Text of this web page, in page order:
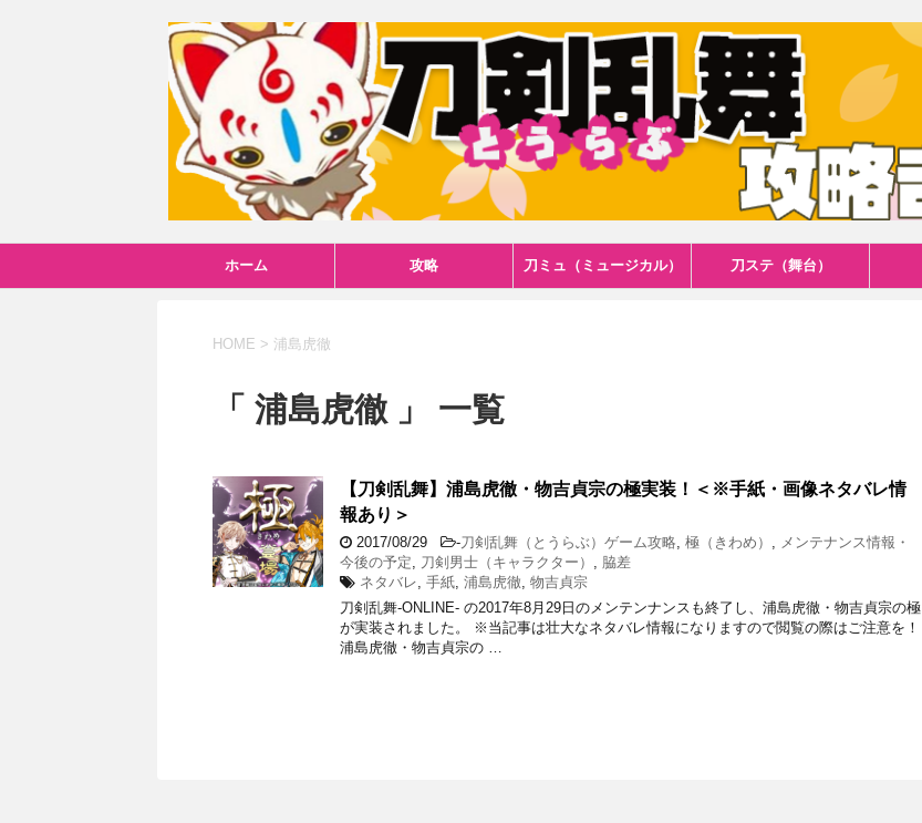
ホーム 攻略 刀ミュ（ミュージカル） 刀ステ（舞台）
HOME > 浦島虎徹
「 浦島虎徹 」 一覧
【刀剣乱舞】浦島虎徹・物吉貞宗の極実装！＜※手紙・画像ネタバレ情
報あり＞
2017/08/29 -刀剣乱舞（とうらぶ）ゲーム攻略 極（きわめ）
メンテナンス情報・
今後の予定
刀剣男士（キャラクター）
脇差
ネタバレ 手紙 浦島虎徹 物吉貞宗
刀剣乱舞-ONLINE- の2017年8月29日のメンテンナンスも終了し、浦島虎徹・物吉貞宗の極
が実装されました。 ※当記事は壮大なネタバレ情報になりますので閲覧の際はご注意を！
浦島虎徹・物吉貞宗の …